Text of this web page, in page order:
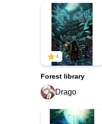
4
Forest library
Drago